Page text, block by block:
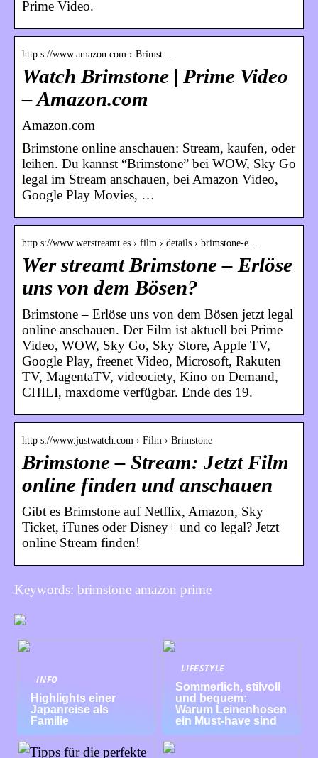
Prime Video.
http s://www.amazon.com › Brimst…
Watch Brimstone | Prime Video
– Amazon.com
Amazon.com
Brimstone online anschauen: Stream, kaufen, oder
leihen. Du kannst “Brimstone” bei WOW, Sky Go
legal im Stream anschauen, bei Amazon Video,
Google Play Movies, …
http s://www.werstreamt.es › film › details › brimstone-e…
Wer streamt Brimstone – Erlöse
uns von dem Bösen?
Brimstone – Erlöse uns von dem Bösen jetzt legal
online anschauen. Der Film ist aktuell bei Prime
Video, WOW, Sky Go, Sky Store, Apple TV,
Google Play, freenet Video, Microsoft, Rakuten
TV, MagentaTV, videociety, Kino on Demand,
CHILI, maxdome verfügbar. Ende des 19.
http s://www.justwatch.com › Film › Brimstone
Brimstone – Stream: Jetzt Film
online finden und anschauen
Gibt es Brimstone auf Netflix, Amazon, Sky
Ticket, iTunes oder Disney+ und co legal? Jetzt
online Stream finden!
Keywords: brimstone amazon prime
INFO
Highlights einer
Japanreise als
Familie
LIFESTYLE
Sommerlich, stilvoll
und bequem:
Warum Leinenhosen
ein Must-have sind